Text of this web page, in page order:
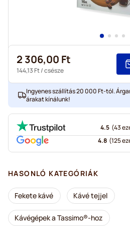
2 306,00 Ft
144,13 Ft/ csésze
Ingyenes szállítás 20 000 Ft-tól.
árakat kínálunk!
4.5 (43
4.8 (125
HASONLÓ KATEGÓRIÁK
Fekete kávé Kávé tejjel
Kávégépek a Tassimo®-hoz